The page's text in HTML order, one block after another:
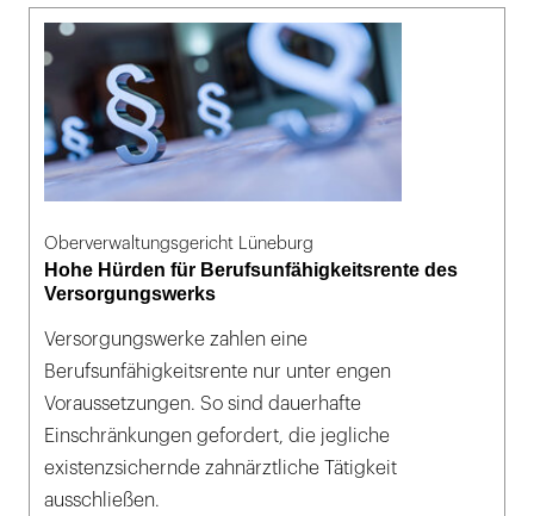
Oberverwaltungsgericht Lüneburg
Hohe Hürden für Berufsunfähigkeitsrente des
Versorgungswerks
Versorgungswerke zahlen eine
Berufsunfähigkeitsrente nur unter engen
Voraussetzungen. So sind dauerhafte
Einschränkungen gefordert, die jegliche
existenzsichernde zahnärztliche Tätigkeit
ausschließen.